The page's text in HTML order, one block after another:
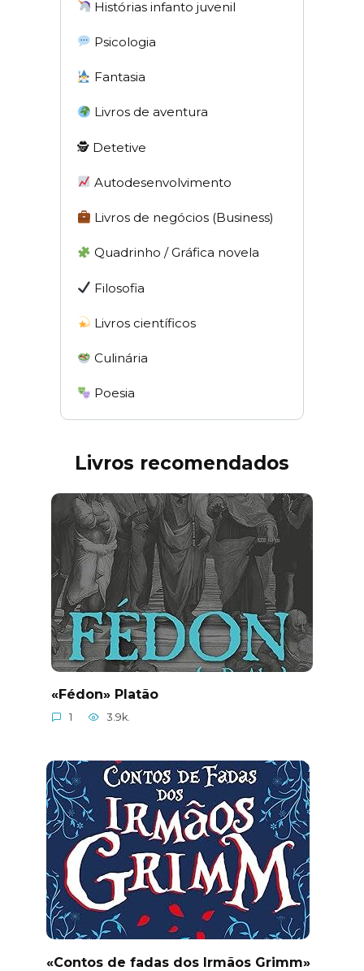
Histórias infanto juvenil
Psicologia
Fantasia
Livros de aventura
🕵 Detetive
Autodesenvolvimento
Livros de negócios (Business)
Quadrinho / Gráfica novela
Filosofia
Livros científicos
Culinária
Poesia
Livros recomendados
«Fédon» Platão
1 3.9k.
«Contos de fadas dos Irmãos Grimm»